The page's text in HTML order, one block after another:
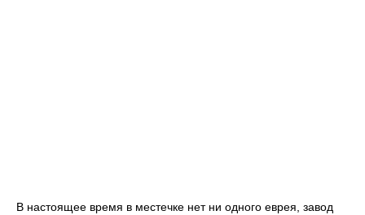
В настоящее время в местечке нет ни одного еврея, завод